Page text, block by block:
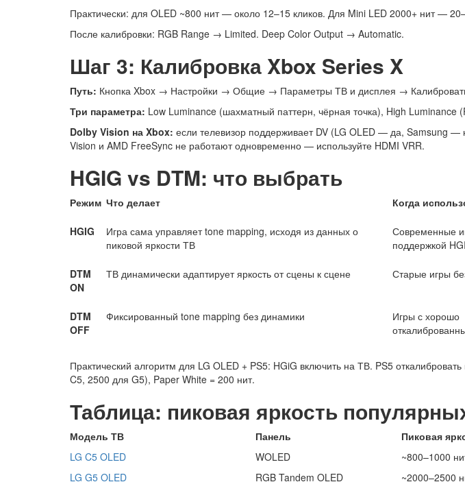
Практически: для OLED ~800 нит — около 12–15 кликов. Для Mini LED 2000+ нит —
После калибровки: RGB Range → Limited. Deep Color Output → Automatic.
Шаг 3: Калибровка Xbox Series X
Путь: Кнопка Xbox → Настройки → Общие → Параметры ТВ и дисплея →
Три параметра: Low Luminance (шахматный паттерн, чёрная точка), High
Dolby Vision на Xbox: если телевизор поддерживает DV (LG OLED — да, Samsung
Vision и AMD FreeSync не работают одновременно — используйте HDMI VRR.
HGIG vs DTM: что выбрать
Режим Что делает Когда
HGIG
Игра сама управляет tone mapping, исходя из данных о
пиковой яркости ТВ
Современные
поддержкой
DTM
ON
ТВ динамически адаптирует яркость от сцены к сцене Старые игры
DTM
OFF
Фиксированный tone mapping без динамики
Игры с хорошо
Практический алгоритм для LG OLED + PS5: HGiG включить на ТВ. PS5
C5, 2500 для G5), Paper White = 200 нит.
Таблица: пиковая яркость
Модель ТВ Панель Пиковая
LG C5 OLED
WOLED ~800–1000
LG G5 OLED
RGB Tandem OLED ~2000–2500